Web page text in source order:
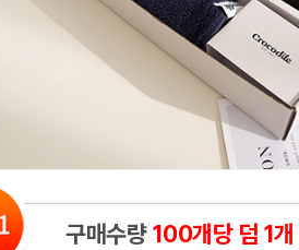
구매수량100개당 덤 1개